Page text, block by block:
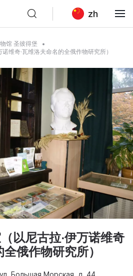
zh
馆 圣彼得堡
维奇·瓦维洛夫命名的全俄作物研究所）
以尼古拉·伊万诺维奇
俄作物研究所）